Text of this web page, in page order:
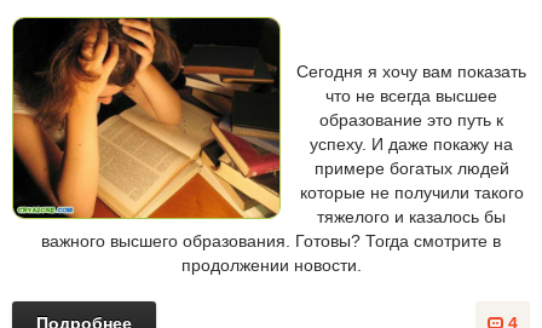
Сегодня я хочу вам показать
что не всегда высшее
образование это путь к
успеху. И даже покажу на
примере богатых людей
которые не получили такого
тяжелого и казалось бы
важного высшего образования. Готовы? Тогда смотрите в
продолжении новости.
4
Подробнее